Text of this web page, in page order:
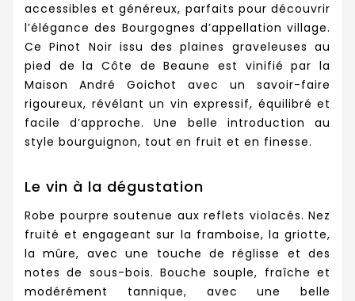
accessibles et généreux, parfaits pour découvrir
l’élégance des Bourgognes d’appellation village.
Ce Pinot Noir issu des plaines graveleuses au
pied de la Côte de Beaune est vinifié par la
Maison André Goichot avec un savoir-faire
rigoureux, révélant un vin expressif, équilibré et
facile d’approche. Une belle introduction au
style bourguignon, tout en fruit et en finesse.
Le vin à la dégustation
Robe pourpre soutenue aux reflets violacés. Nez
fruité et engageant sur la framboise, la griotte,
la mûre, avec une touche de réglisse et des
notes de sous-bois. Bouche souple, fraîche et
modérément tannique, avec une belle